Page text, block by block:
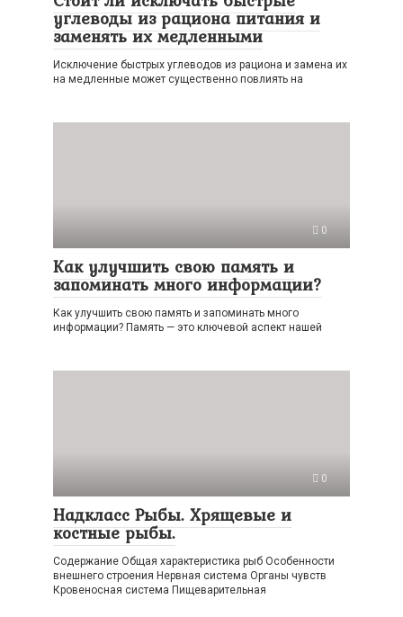
углеводы из рациона питания и
заменять их медленными
Исключение быстрых углеводов из рациона и замена их
на медленные может существенно повлиять на
0
Как улучшить свою память и
запоминать много информации?
Как улучшить свою память и запоминать много
информации? Память — это ключевой аспект нашей
0
Надкласс Рыбы. Хрящевые и
костные рыбы.
Содержание Общая характеристика рыб Особенности
внешнего строения Нервная система Органы чувств
Кровеносная система Пищеварительная